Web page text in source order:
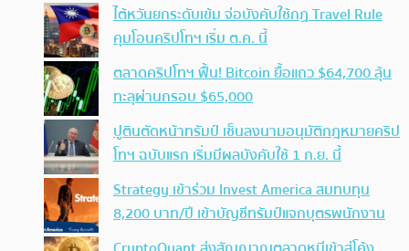
ไต้หวันยกระดับเข้ม จ่อบังคับใช้กฏ Travel Rule
คุมโอนคริปโทฯ เริ่ม ต.ค. นี้
ตลาดคริปโทฯ ฟื้น! Bitcoin ยื้อแถว $64,700 ลุ้น
ทะลุผ่านกรอบ $65,000
ปูตินตัดหน้าทรัมป์ เซ็นลงนามอนุมัติกฎหมายคริป
โทฯ ฉบับแรก เริ่มมีผลบังคับใช้ 1 ก.ย. นี้
Strategy เข้าร่วม Invest America สมทบทุน
8,200 บาท/ปี เข้าบัญชีทรัมป์แจกบุตรพนักงาน